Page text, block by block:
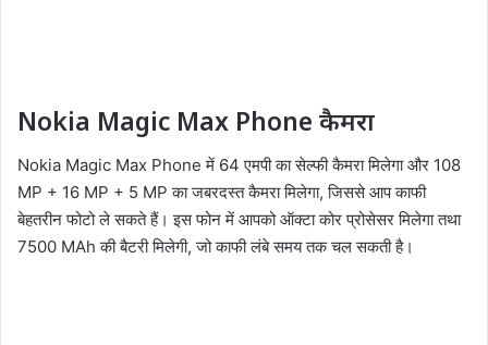
Nokia Magic Max Phone कैमरा
Nokia Magic Max Phone में 64 एमपी का सेल्फी कैमरा मिलेगा और 108
MP + 16 MP + 5 MP का जबरदस्त कैमरा मिलेगा, जिससे आप काफी
बेहतरीन फोटो ले सकते हैं। इस फोन में आपको ऑक्टा कोर प्रोसेसर मिलेगा तथा
7500 MAh की बैटरी मिलेगी, जो काफी लंबे समय तक चल सकती है।